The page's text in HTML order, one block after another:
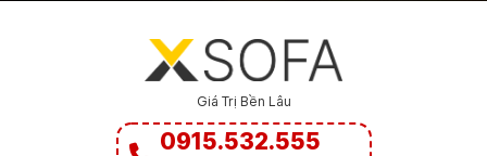
Giá Trị Bền Lâu
0915.532.555